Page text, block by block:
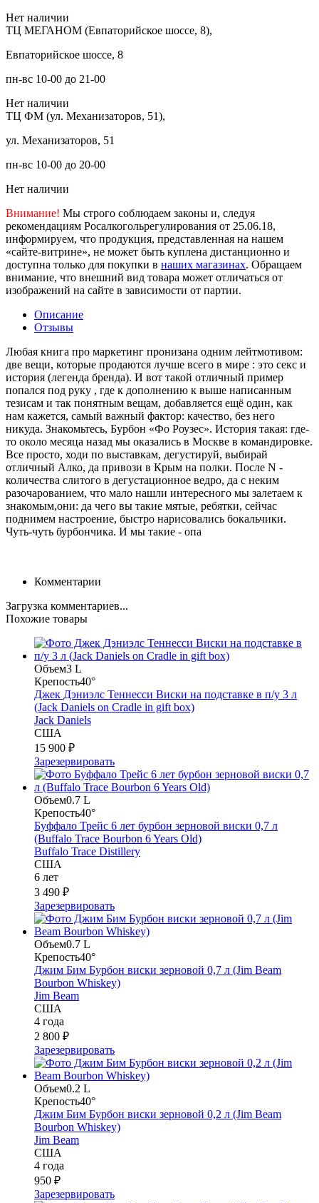
Нет наличии
ТЦ МЕГАНОМ (Евпаторийское шоссе, 8),
Евпаторийское шоссе, 8
пн-вс 10-00 до 21-00
Нет наличии
ТЦ ФМ (ул. Механизаторов, 51),
ул. Механизаторов, 51
пн-вс 10-00 до 20-00
Нет наличии
Внимание! Мы строго соблюдаем законы и, следуя
рекомендациям Росалкогольрегулирования от 25.06.18,
информируем, что продукция, представленная на нашем
«сайте-витрине», не может быть куплена дистанционно и
доступна только для покупки в наших магазинах. Обращаем
внимание, что внешний вид товара может отличаться от
изображений на сайте в зависимости от партии.
Описание
Отзывы
Любая книга про маркетинг пронизана одним лейтмотивом:
две вещи, которые продаются лучше всего в мире : это секс и
история (легенда бренда). И вот такой отличный пример
попался под руку , где к дополнению к выше написанным
тезисам и так понятным вещам, добавляется ещё один, как
нам кажется, самый важный фактор: качество, без него
никуда. Знакомьтесь, Бурбон «Фо Роузес». История такая: где-
то около месяца назад мы оказались в Москве в командировке.
Все просто, ходи по выставкам, дегустируй, выбирай
отличный Алко, да привози в Крым на полки. После N -
количества слитого в дегустационное ведро, да с неким
разочарованием, что мало нашли интересного мы залетаем к
знакомым,они: да чего вы такие мятые, ребятки, сейчас
поднимем настроение, быстро нарисовались бокальчики.
Чуть-чуть бурбончика. И мы такие - опа
Комментарии
Загрузка комментариев...
Похожие товары
Объем3 L
Крепость40°
Джек Дэниэлс Теннесси Виски на подставке в п/у 3 л
(Jack Daniels on Cradle in gift box)
Jack Daniels
США
15 900 ₽
Зарезервировать
Объем0.7 L
Крепость40°
Буффало Трейс 6 лет бурбон зерновой виски 0,7 л
(Buffalo Trace Bourbon 6 Years Old)
Buffalo Trace Distillery
США
6 лет
3 490 ₽
Зарезервировать
Объем0.7 L
Крепость40°
Джим Бим Бурбон виски зерновой 0,7 л (Jim Beam
Bourbon Whiskey)
Jim Beam
США
4 года
2 800 ₽
Зарезервировать
Объем0.2 L
Крепость40°
Джим Бим Бурбон виски зерновой 0,2 л (Jim Beam
Bourbon Whiskey)
Jim Beam
США
4 года
950 ₽
Зарезервировать